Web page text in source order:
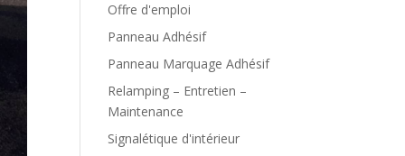
Offre d'emploi
Panneau Adhésif
Panneau Marquage Adhésif
Relamping – Entretien –
Maintenance
Signalétique d'intérieur